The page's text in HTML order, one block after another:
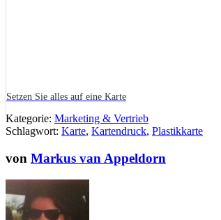
Setzen Sie alles auf eine Karte
Kategorie: Marketing & Vertrieb
Schlagwort: Karte, Kartendruck, Plastikkarte
von Markus van Appeldorn